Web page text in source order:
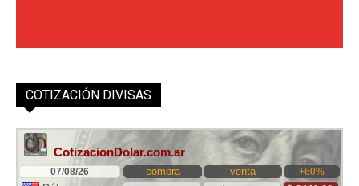
COTIZACIÓN DIVISAS